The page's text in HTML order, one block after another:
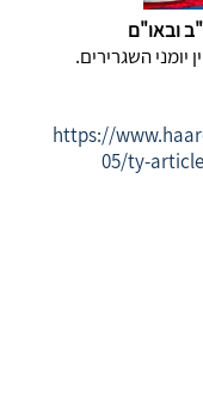
ובאו"ם
יומני השגרירים.
https://
05/ty-